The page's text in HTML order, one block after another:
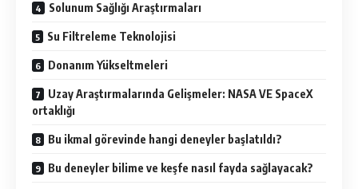
Solunum Sağlığı Araştırmaları
Su Filtreleme Teknolojisi
Donanım Yükseltmeleri
Uzay Araştırmalarında Gelişmeler: NASA VE SpaceX
ortaklığı
Bu ikmal görevinde hangi deneyler başlatıldı?
Bu deneyler bilime ve keşfe nasıl fayda sağlayacak?